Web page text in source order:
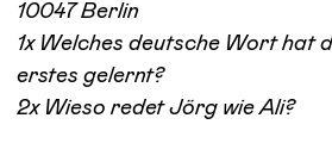
10047 Berlin
1x Welches deutsche Wort hat
erstes gelernt?
2x Wieso redet Jörg wie Ali?